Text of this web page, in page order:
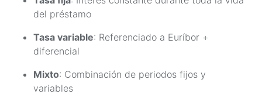
del préstamo
Tasa variable: Referenciado a Euríbor +
diferencial
Mixto: Combinación de periodos fijos y
variables